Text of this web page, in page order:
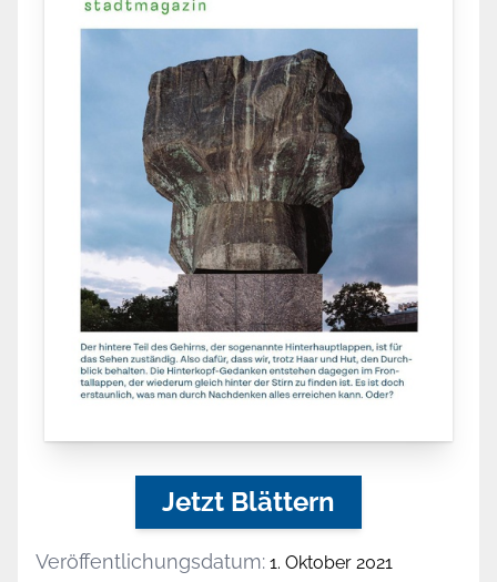
Jetzt Blättern
Veröffentlichungsdatum: 1. Oktober 2021